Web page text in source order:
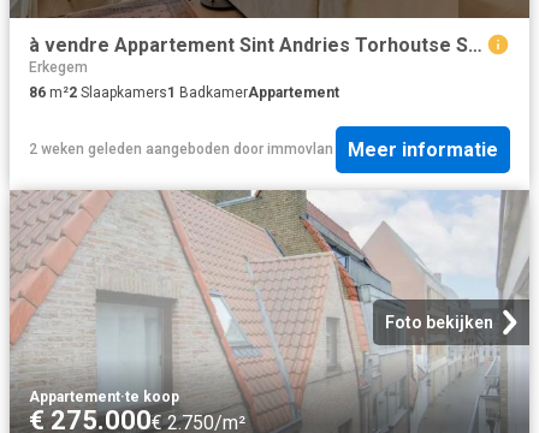
à vendre Appartement Sint Andries Torhoutse Steenweg
Erkegem
86 m²2 Slaapkamers1 BadkamerAppartement
2 weken geleden aangeboden door immovlan Meer informatie
Foto bekijken
Appartement·te koop
€ 275.000€ 2.750/m²